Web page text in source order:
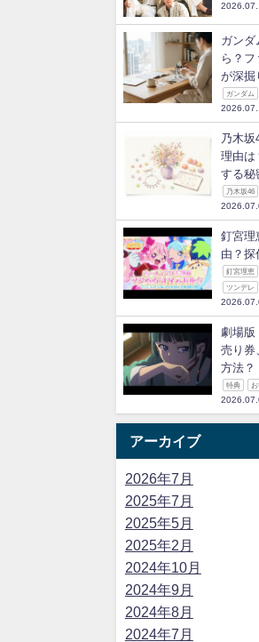
ガンダ
ら？
が深掘
ガンダム
乃木坂
理由は
する秘
乃木坂46
釘宮理
由？探
釘宮理恵
ツンデレ
劇場版
売り券
方法？
特典
アーカイブ
2026年7月
2025年7月
2025年5月
2025年2月
2024年10月
2024年9月
2024年8月
2024年7月